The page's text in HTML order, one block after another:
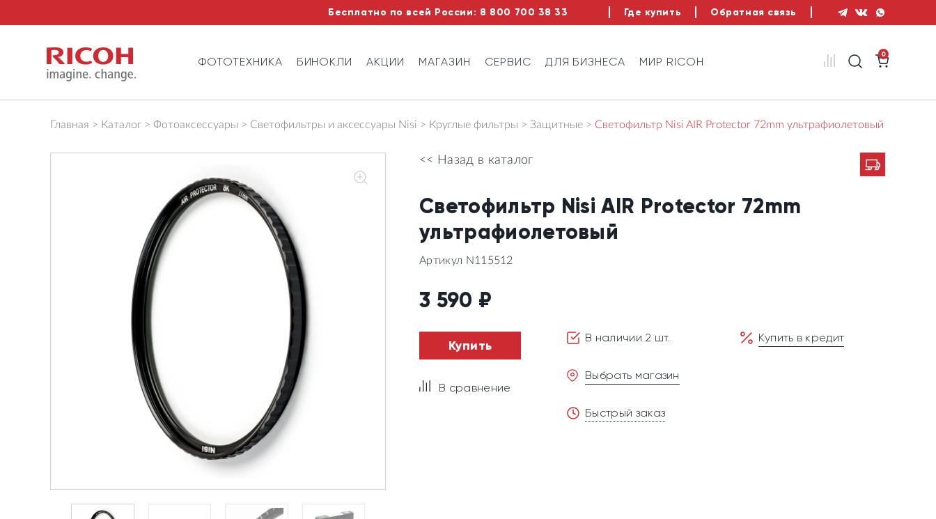
Бесплатно по всей России: 8 800 700 38 33 Где купить Обратная связь
ФОТОТЕХНИКА БИНОКЛИ АКЦИИ МАГАЗИН СЕРВИС ДЛЯ БИЗНЕСА МИР RICOH
0
Главная Каталог Фотоаксессуары Светофильтры и аксессуары Nisi Круглые фильтры Защитные Светофильтр Nisi AIR Protector 72mm ультрафиолетовый
<< Назад в каталог
Светофильтр Nisi AIR Protector 72mm
ультрафиолетовый
Артикул N115512
3 590 ₽
Купить
В сравнение
В наличии 2 шт.
Выбрать магазин
Быстрый заказ
Купить в кредит